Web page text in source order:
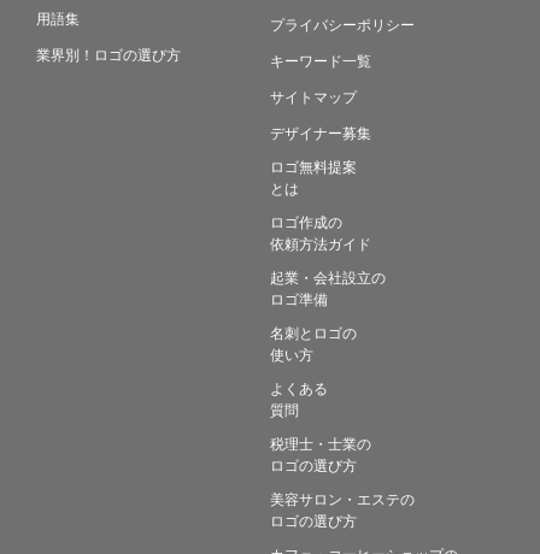
用語集
業界別！ロゴの選び方
プライバシーポリシー
キーワード一覧
サイトマップ
デザイナー募集
ロゴ無料提案
とは
ロゴ作成の
依頼方法ガイド
起業・会社設立の
ロゴ準備
名刺とロゴの
使い方
よくある
質問
税理士・士業の
ロゴの選び方
美容サロン・エステの
ロゴの選び方